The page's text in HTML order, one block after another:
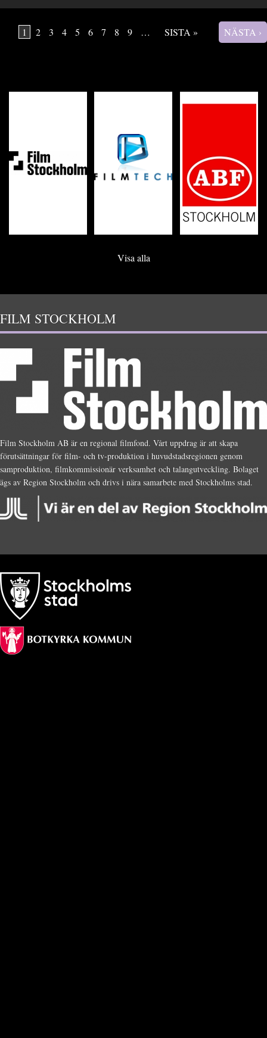
1 2 3 4 5 6 7 8 9 … NÄSTA ›
SISTA »
Visa alla
FILM STOCKHOLM
Film Stockholm AB är en regional filmfond. Vårt uppdrag är att skapa
förutsättningar för film- och tv-produktion i huvudstadsregionen genom
samproduktion, filmkommissionär verksamhet och talangutveckling. Bolaget
ägs av Region Stockholm och drivs i nära samarbete med Stockholms stad.